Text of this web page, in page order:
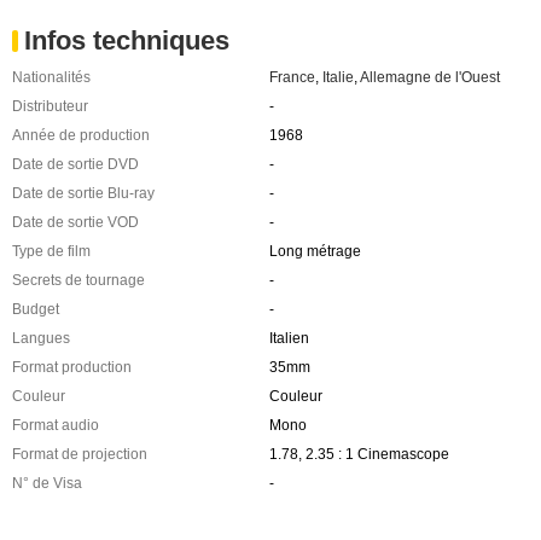
Infos techniques
Nationalités France, Italie,Allemagne de l'Ouest
Distributeur
-
Année de production
1968
Date de sortie DVD
-
Date de sortie Blu-ray
-
Date de sortie VOD
-
Type de film
Long métrage
Secrets de tournage
-
Budget
-
Langues
Italien
Format production
35mm
Couleur
Couleur
Format audio
Mono
Format de projection
1.78, 2.35 : 1 Cinemascope
N° de Visa
-